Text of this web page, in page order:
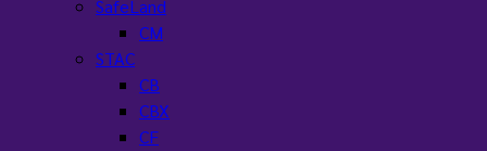
SafeLand
CM
STAC
CB
CBX
CF